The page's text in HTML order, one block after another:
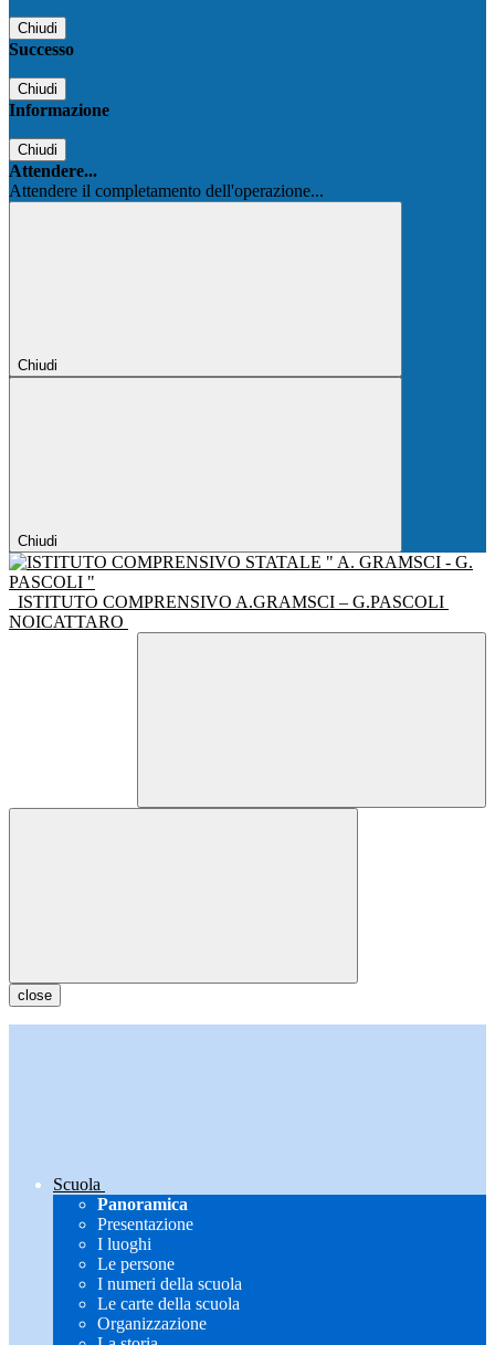
Chiudi
Successo
Chiudi
Informazione
Chiudi
Attendere...
Attendere il completamento dell'operazione...
Chiudi
Chiudi
ISTITUTO COMPRENSIVO A.GRAMSCI – G.PASCOLI
NOICATTARO
close
Scuola
Panoramica
Presentazione
I luoghi
Le persone
I numeri della scuola
Le carte della scuola
Organizzazione